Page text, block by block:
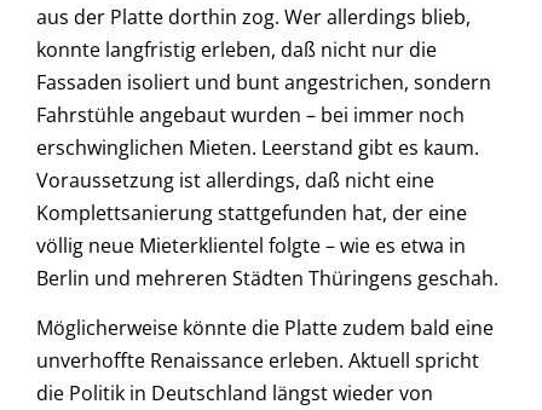
aus der Platte dorthin zog. Wer allerdings blieb,
konnte langfristig erleben, daß nicht nur die
Fassaden isoliert und bunt angestrichen, sondern
Fahrstühle angebaut wurden – bei immer noch
erschwinglichen Mieten. Leerstand gibt es kaum.
Voraussetzung ist allerdings, daß nicht eine
Komplettsanierung stattgefunden hat, der eine
völlig neue Mieterklientel folgte – wie es etwa in
Berlin und mehreren Städten Thüringens geschah.
Möglicherweise könnte die Platte zudem bald eine
unverhoffte Renaissance erleben. Aktuell spricht
die Politik in Deutschland längst wieder von